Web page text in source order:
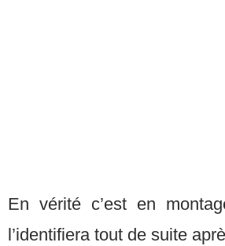
En vérité c’est en
l’identifiera tout de suite